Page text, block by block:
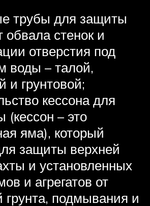
трубы для защиты
стенок и
отверстия под
воды – талой,
и грунтовой;
кессона для
(кессон – это
яма), который
защиты верхней
и установленных
и агрегатов от
грунта, подмывания и